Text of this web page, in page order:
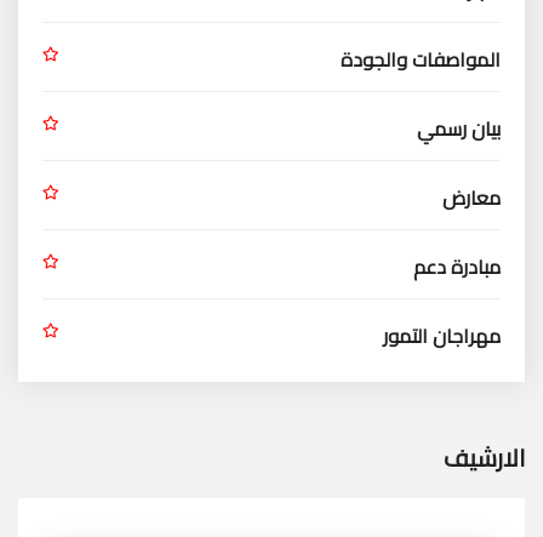
المواصفات والجودة
بيان رسمي
معارض
مبادرة دعم
مهراجان التمور
الارشيف